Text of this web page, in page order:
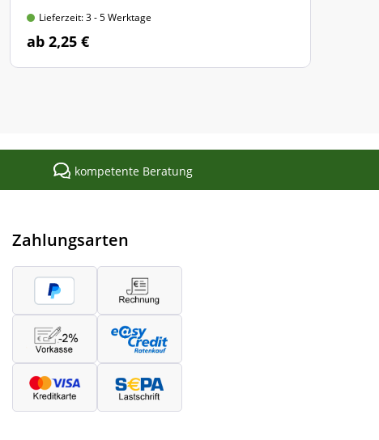
Lieferzeit: 3 - 5 Werktage
ab 2,25 €
kompetente Beratung
Zahlungsarten